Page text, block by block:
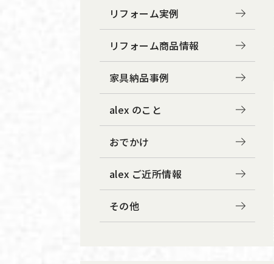
リフォーム実例
リフォーム商品情報
家具納品事例
alex のこと
おでかけ
alex ご近所情報
その他